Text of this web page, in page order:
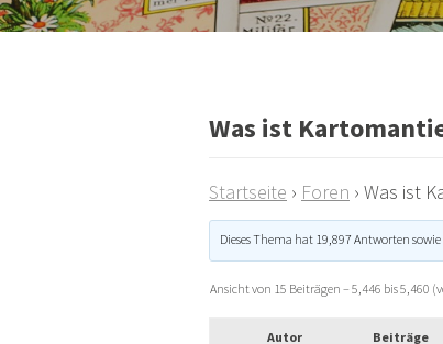
Was ist
Startseite › Foren › Was ist
Dieses Thema hat 19,897 Antworten
Ansicht von 15 Beiträgen – 5,446 bis 5,460
Autor Beiträge